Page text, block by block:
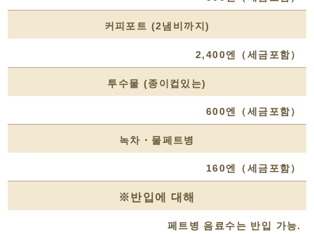
커피포트 (2냄비까지)
2,400엔（세금포함）
투수물 (종이컵있는)
600엔（세금포함）
녹차・물페트병
160엔（세금포함）
※반입에 대해
페트병 음료수는 반입 가능.